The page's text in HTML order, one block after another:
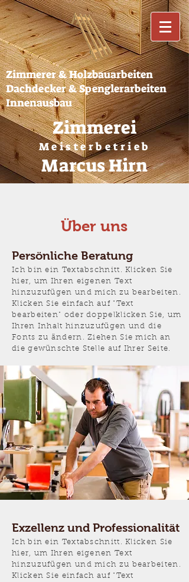
Zimmerer & Holzbauarbeiten
Dachdecker & Spenglerarbeiten
Innenausbau
Zimmerei
Meisterbetrieb
Marcus Hirn
Über uns
Persönliche Beratung
Ich bin ein Textabschnitt. Klicken Sie
hier, um Ihren eigenen Text
hinzuzufügen und mich zu bearbeiten.
Klicken Sie einfach auf "Text
bearbeiten" oder doppelklicken Sie, um
Ihren Inhalt hinzuzufügen und die
Fonts zu ändern. Ziehen Sie mich an
die gewünschte Stelle auf Ihrer Seite.
Exzellenz und Professionalität
Ich bin ein Textabschnitt. Klicken Sie
hier, um Ihren eigenen Text
hinzuzufügen und mich zu bearbeiten.
Klicken Sie einfach auf "Text